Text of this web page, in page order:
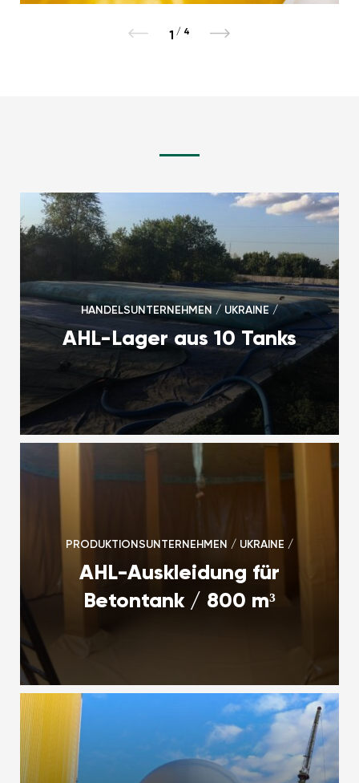
1 / 4
HANDELSUNTERNEHMEN / UKRAINE /
AHL-Lager aus 10 Tanks
PRODUKTIONSUNTERNEHMEN / UKRAINE /
AHL-Auskleidung für
Betontank / 800 m³